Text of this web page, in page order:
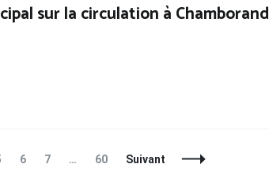
sur la circulation à Chamborand
Page
6 Page
7 … Page
60 Suivant